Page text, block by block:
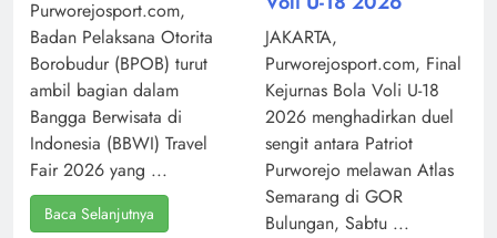
Purworejosport.com,
Badan Pelaksana Otorita
Borobudur (BPOB) turut
ambil bagian dalam
Bangga Berwisata di
Indonesia (BBWI) Travel
Fair 2026 yang ...
Baca Selanjutnya
JAKARTA,
Purworejosport.com, Final
Kejurnas Bola Voli U-18
2026 menghadirkan duel
sengit antara Patriot
Purworejo melawan Atlas
Semarang di GOR
Bulungan, Sabtu ...